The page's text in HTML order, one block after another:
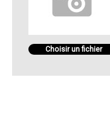
Choisir un fichier